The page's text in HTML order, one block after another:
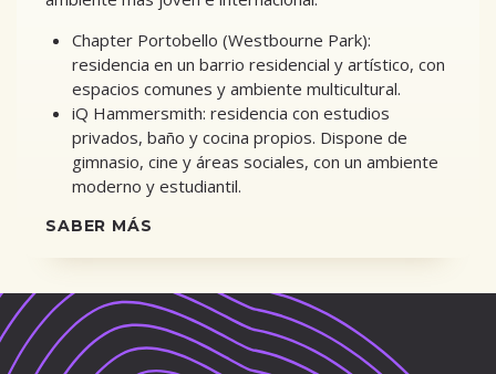
Chapter Portobello (Westbourne Park):
residencia en un barrio residencial y artístico, con
espacios comunes y ambiente multicultural.
iQ Hammersmith: residencia con estudios
privados, baño y cocina propios. Dispone de
gimnasio, cine y áreas sociales, con un ambiente
moderno y estudiantil.
SABER MÁS